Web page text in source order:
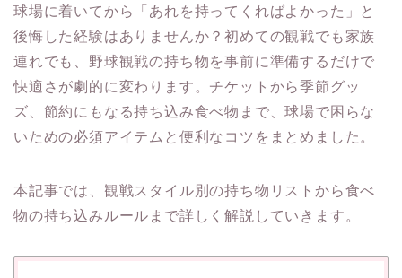
球場に着いてから「あれを持ってくればよかった」と
後悔した経験はありませんか？初めての観戦でも家族
連れでも、野球観戦の持ち物を事前に準備するだけで
快適さが劇的に変わります。チケットから季節グッ
ズ、節約にもなる持ち込み食べ物まで、球場で困らな
いための必須アイテムと便利なコツをまとめました。
本記事では、観戦スタイル別の持ち物リストから食べ
物の持ち込みルールまで詳しく解説していきます。